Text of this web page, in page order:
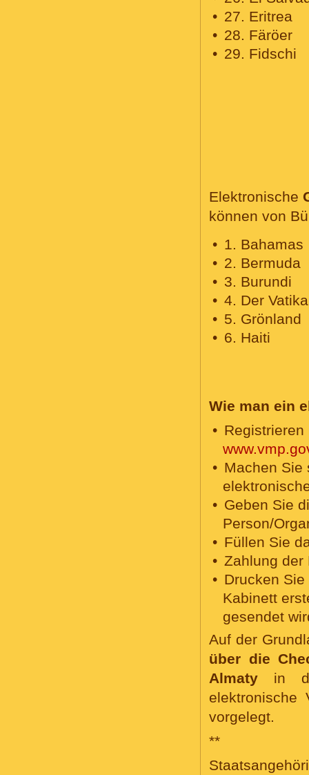
27. Eritrea
28. Färöer
29. Fidschi
Elektronische
können von
1. Bahamas
2. Bermuda
3. Burundi
4. Der
5. Grönland
6. Haiti
Wie man ein
Machen Sie
Geben Sie
Person/
Füllen Sie
Zahlung der
Drucken
Kabinett
gesendet
Auf der
über die
Almaty in
elektronische
vorgelegt.
**